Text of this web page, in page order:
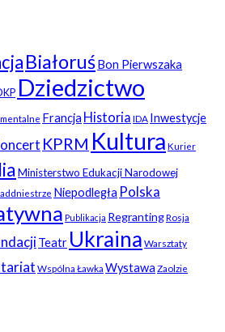
BiałoruśBon Pierwszaka
Dziedzictwo
Francja Historia IDA Inwestycje
KPRM Kultura Kurier
Ministerstwo Edukacji Narodowej
Niepodległa Polska
Publikacja RegrantingRosja
Teatr Ukraina Warsztaty
Wspólna Ławka Wystawa Zaolzie